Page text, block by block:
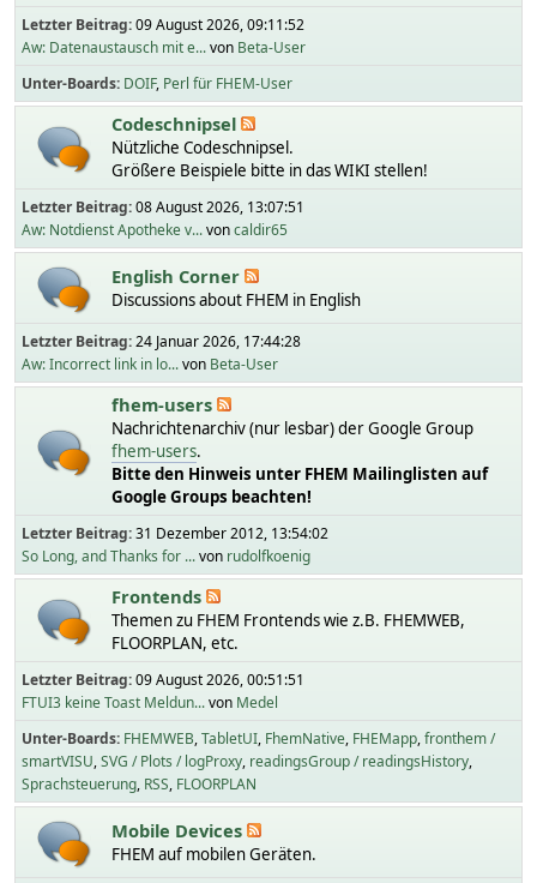
Letzter Beitrag:09 August 2026, 09:11:52
Aw: Datenaustausch mit e...von Beta-User
Unter-Boards DOIF Perl für FHEM-User
Codeschnipsel
Nützliche Codeschnipsel.
Größere Beispiele bitte in das WIKI stellen!
Letzter Beitrag:08 August 2026, 13:07:51
Aw: Notdienst Apotheke v...voncaldir65
English Corner
Discussions about FHEM in English
Letzter Beitrag:24 Januar 2026, 17:44:28
Aw: Incorrect link in lo...von Beta-User
fhem-users
Nachrichtenarchiv (nur lesbar) der Google Group
fhem-users.
Bitte den Hinweis unter FHEM Mailinglisten auf
Google Groups beachten!
Letzter Beitrag:31 Dezember 2012, 13:54:02
So Long, and Thanks for ...von rudolfkoenig
Frontends
Themen zu FHEM Frontends wie z.B. FHEMWEB,
FLOORPLAN, etc.
Letzter Beitrag:09 August 2026, 00:51:51
FTUI3 keine Toast Meldun...von Medel
Unter-Boards FHEMWEB TabletUI FhemNative FHEMapp fronthem /
smartVISU SVG / Plots / logProxy readingsGroup / readingsHistory
Sprachsteuerung RSS FLOORPLAN
Mobile Devices
FHEM auf mobilen Geräten.